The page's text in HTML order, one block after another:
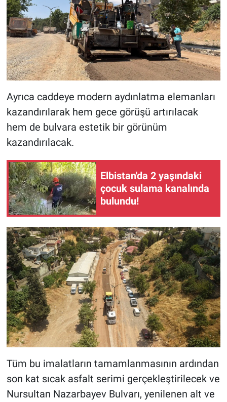
Ayrıca caddeye modern aydınlatma elemanları
kazandırılarak hem gece görüşü artırılacak
hem de bulvara estetik bir görünüm
kazandırılacak.
Elbistan'da 2 yaşındaki
çocuk sulama kanalında
bulundu!
Tüm bu imalatların tamamlanmasının ardından
son kat sıcak asfalt serimi gerçekleştirilecek ve
Nursultan Nazarbayev Bulvarı, yenilenen alt ve